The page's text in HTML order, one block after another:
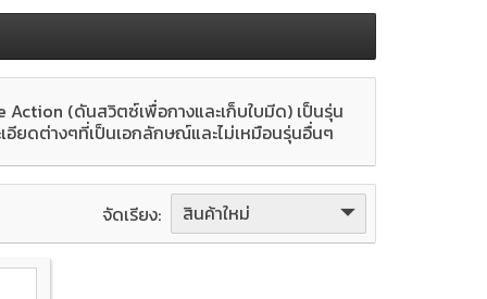
(ดันสวิตซ์เพื่อกางและเก็บใบมีด) เป็นรุ่น
อียดต่างๆที่เป็นเอกลักษณ์และไม่เหมือนรุ่นอื่นๆ
จัดเรียง: สินค้าใหม่